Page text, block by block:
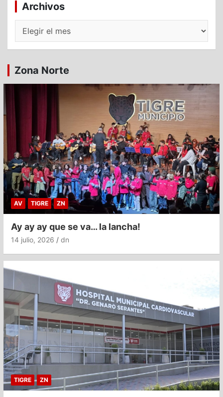
Archivos
Archivos
Zona Norte
AV TIGRE ZN
Ay ay ay que se va… la lancha!
14 julio, 2026 dn
TIGRE ZN